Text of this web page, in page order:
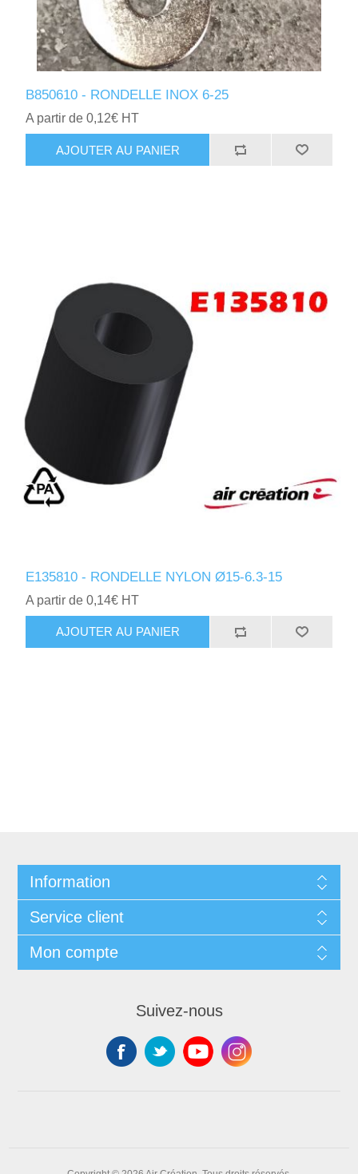
B850610 - RONDELLE INOX 6-25
A partir de 0,12€ HT
AJOUTER AU PANIER
E135810 - RONDELLE NYLON Ø15-6.3-15
A partir de 0,14€ HT
AJOUTER AU PANIER
Information
Service client
Mon compte
Suivez-nous